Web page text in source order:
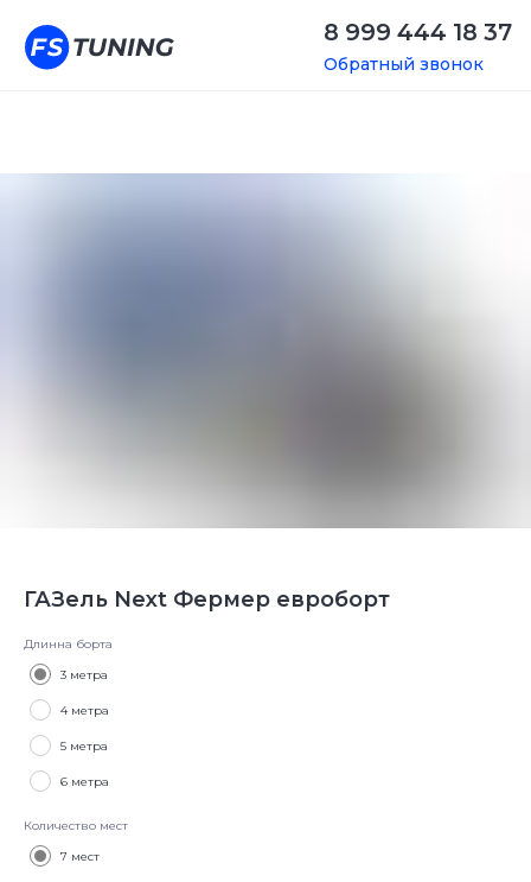
8 999 444 18 37
Обратный звонок
ГАЗель Next Фермер евроборт
Длинна борта
3 метра
4 метра
5 метра
6 метра
Количество мест
7 мест